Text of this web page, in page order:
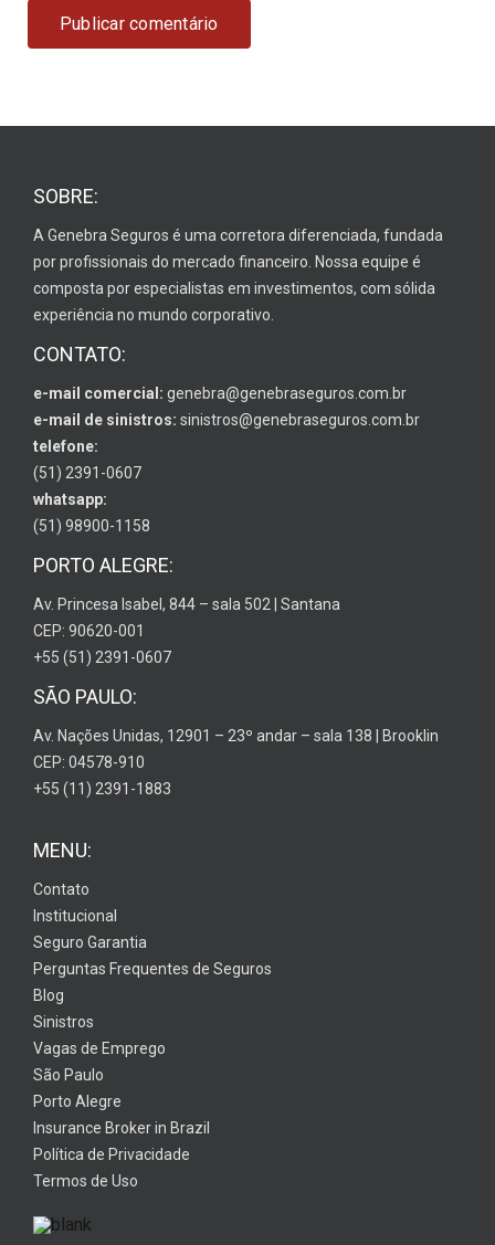
SOBRE:
A Genebra Seguros é uma corretora diferenciada, fundada
por profissionais do mercado financeiro. Nossa equipe é
composta por especialistas em investimentos, com sólida
experiência no mundo corporativo.
CONTATO:
e-mail comercial: genebra@genebraseguros.com.br
e-mail de sinistros: sinistros@genebraseguros.com.br
telefone:
(51) 2391-0607
whatsapp:
(51) 98900-1158
PORTO ALEGRE:
Av. Princesa Isabel, 844 – sala 502 | Santana
CEP: 90620-001
+55 (51) 2391-0607
SÃO PAULO:
Av. Nações Unidas, 12901 – 23º andar – sala 138 | Brooklin
CEP: 04578-910
+55 (11) 2391-1883
MENU:
Contato
Institucional
Seguro Garantia
Perguntas Frequentes de Seguros
Blog
Sinistros
Vagas de Emprego
São Paulo
Porto Alegre
Insurance Broker in Brazil
Política de Privacidade
Termos de Uso